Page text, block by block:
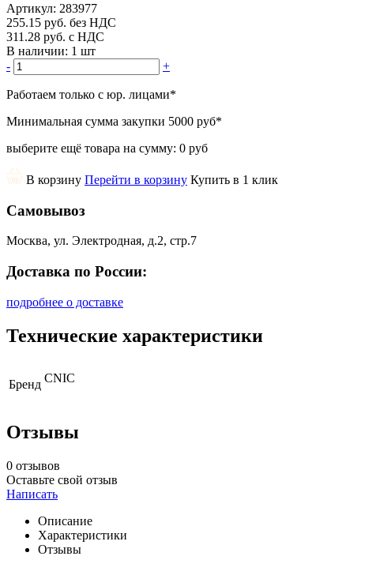
Артикул: 283977
255.15 руб. без НДС
311.28 руб. с НДС
В наличии: 1 шт
-
+
Работаем только с юр. лицами*
Минимальная сумма закупки 5000 руб*
выберите ещё товара на сумму: 0 руб
В корзину Перейти в корзину Купить в 1 клик
Самовывоз
Москва, ул. Электродная, д.2, стр.7
Доставка по России:
подробнее о доставке
Технические характеристики
Бренд CNIC
Отзывы
0 отзывов
Оставьте свой отзыв
Написать
Описание
Характеристики
Отзывы